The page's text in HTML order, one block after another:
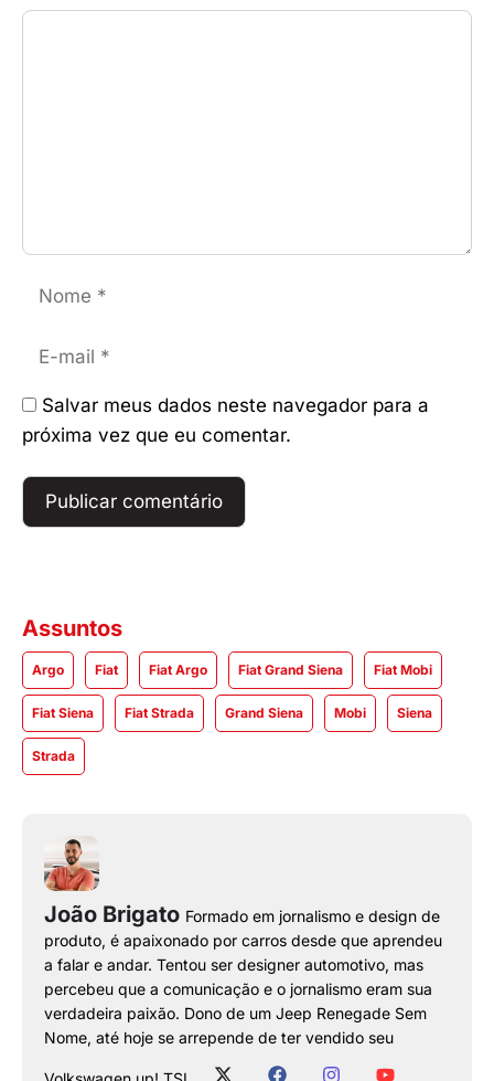
Comentário
Nome
E-
mail
Salvar meus dados neste navegador para a
próxima vez que eu comentar.
Assuntos
Argo Fiat Fiat Argo Fiat Grand Siena Fiat Mobi
Fiat Siena Fiat Strada Grand Siena Mobi Siena
Strada
João Brigato Formado em jornalismo e design de
produto, é apaixonado por carros desde que aprendeu
a falar e andar. Tentou ser designer automotivo, mas
percebeu que a comunicação e o jornalismo eram sua
verdadeira paixão. Dono de um Jeep Renegade Sem
Nome, até hoje se arrepende de ter vendido seu